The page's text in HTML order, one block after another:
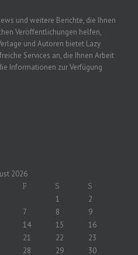
und weitere Berichte, die Ihnen
Veröffentlichungen helfen,
und Autoren bietet Lazy
Services an, die Ihnen Arbeit
Informationen zur Verfügung
2026
F S S
1
2
7 8
9
14 15
16
21 22
23
28 29 30